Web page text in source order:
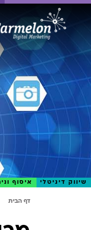
שיווק דיגיטלי איסוף
דף הבית